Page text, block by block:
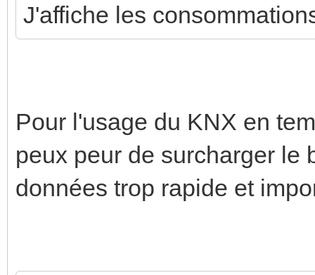
J'affiche les
Pour l'usage du KNX en
peux peur de surcharger le
données trop rapide et